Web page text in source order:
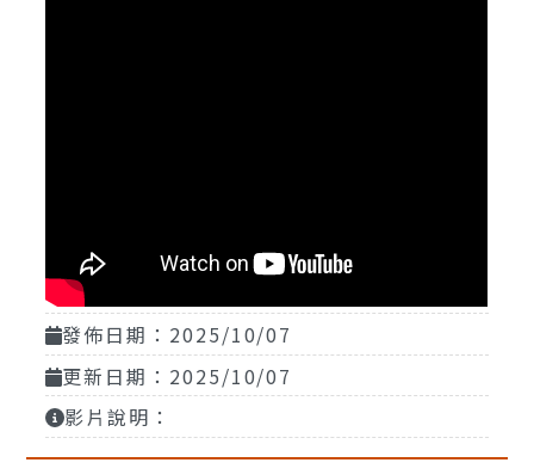
發佈日期：2025/10/07
更新日期：2025/10/07
影片說明：